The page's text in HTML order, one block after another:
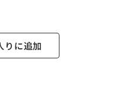
りに追加